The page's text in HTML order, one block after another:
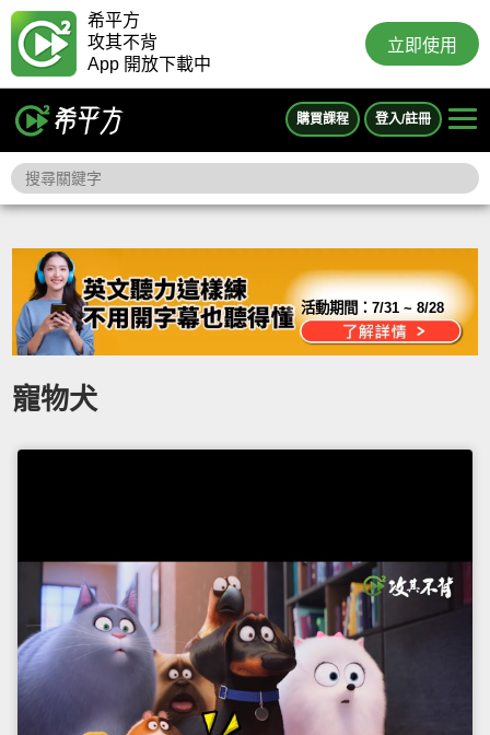
希平方
攻其不背
App 開放下載中
立即使用
購買課程 登入/註冊
活動期間：7/31 ~ 8/28
寵物犬